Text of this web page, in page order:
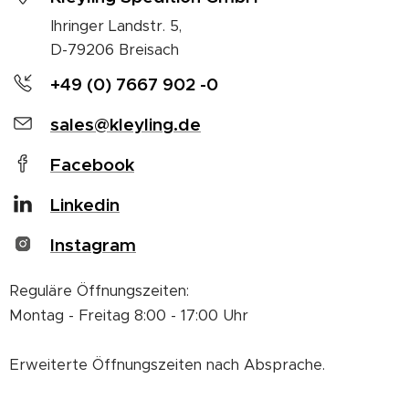
Ihringer Landstr. 5,
D-79206 Breisach
+49 (0) 7667 902 -0
sales@kleyling.de
Facebook
Linkedin
Instagram
Reguläre Öffnungszeiten:
Montag - Freitag 8:00 - 17:00 Uhr
Erweiterte Öffnungszeiten nach Absprache.